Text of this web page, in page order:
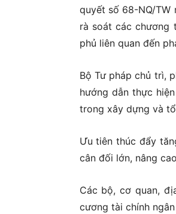
quyết số 68-NQ/
rà soát các chương
phủ liên quan đến
Bộ Tư pháp chủ trì,
hướng dẫn thực
trong xây dựng và
Ưu tiên thúc đẩy
cân đối lớn, nâng
Các bộ, cơ quan,
cương tài chính